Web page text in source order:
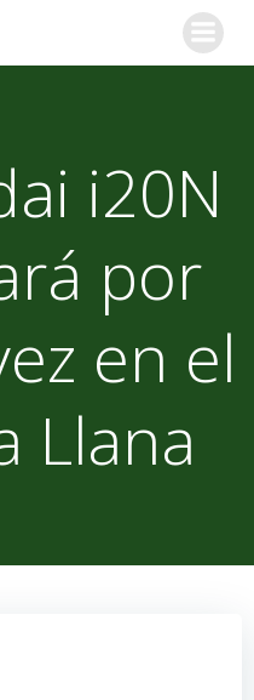
i20N
por
en el
Llana